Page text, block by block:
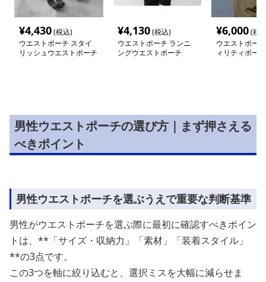
¥4,430(税込)
ウエストポーチ スタイ
リッシュウエストポーチ
¥4,130(税込)
ウエストポーチ ランニ
ングウエストポーチ
¥6,000(税
ウエストポー
ィリティポーチ
男性ウエストポーチの選び方｜まず押さえる
べきポイント
男性ウエストポーチを選ぶうえで重要な判断基準
男性がウエストポーチを選ぶ際に最初に確認すべきポイン
トは、**「サイズ・収納力」「素材」「装着スタイル」
**の3点です。
この3つを軸に絞り込むと、選択ミスを大幅に減らせま